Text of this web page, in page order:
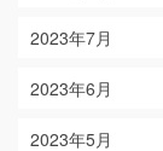
2023年7月
2023年6月
2023年5月